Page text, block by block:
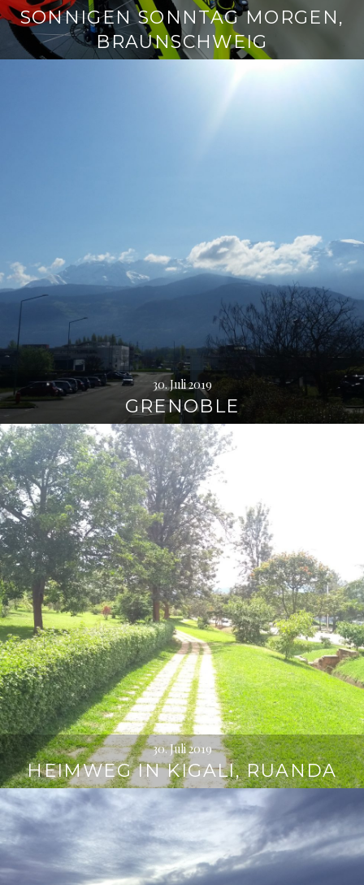
SONNIGEN SONNTAG MORGEN,
BRAUNSCHWEIG
30. Juli 2019
GRENOBLE
30. Juli 2019
HEIMWEG IN KIGALI, RUANDA